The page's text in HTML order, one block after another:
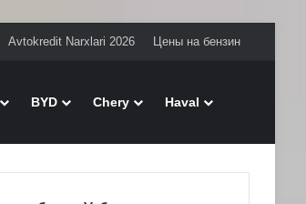
Avtokredit Narxlari 2026 Цены на бензин
BYD Chery Haval